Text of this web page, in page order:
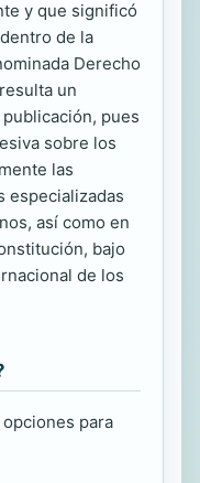
y que significó
de la
Derecho
un
pues
sobre los
las
especializadas
así como en
bajo
de los
para